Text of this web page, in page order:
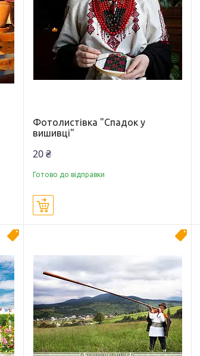
Фотолистівка "Спадок у
вишивці"
20 ₴
Готово до відправки